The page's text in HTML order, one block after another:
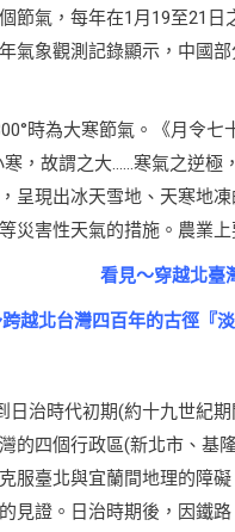
節氣，每年在1月19至21
氣象觀測記錄顯示，中國
時為大寒節氣。《月令
，故謂之大……寒氣之逆
呈現出冰天雪地、天寒地
災害性天氣的措施。農業
看見～穿越北臺
越北台灣四百年的古徑『
日治時代初期(約十九世紀
的四個行政區(新北市、基
服臺北與宜蘭間地理的障
見證。日治時期後，因鐵